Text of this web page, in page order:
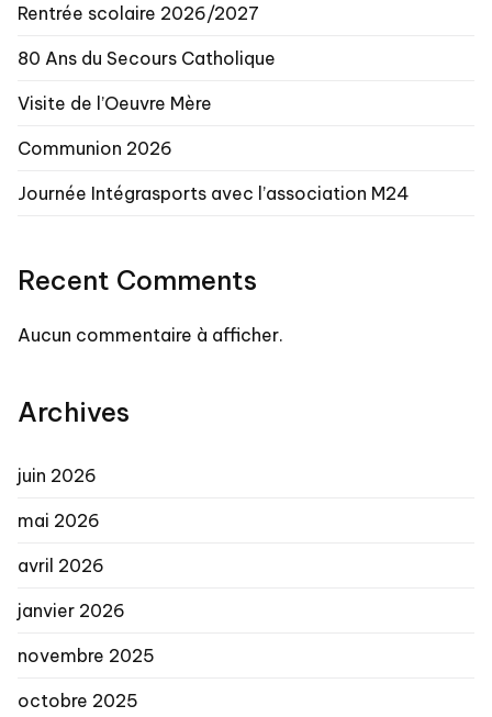
Rentrée scolaire 2026/2027
80 Ans du Secours Catholique
Visite de l’Oeuvre Mère
Communion 2026
Journée Intégrasports avec l’association M24
Recent Comments
Aucun commentaire à afficher.
Archives
juin 2026
mai 2026
avril 2026
janvier 2026
novembre 2025
octobre 2025